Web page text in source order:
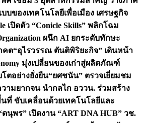
ของเทคโนโลยีเพื่อเมือง เศรษฐกิจ
เปิดตัว “Conicle Skills” พลิกโฉม
ผนึก AI ยกระดับทักษะ
คต“อุไรวรรณ ตันติพิริยะกิจ” เดินหน้า
มุ่งเปลี่ยนของเก่าสู่ผลิตภัณฑ์
โตอย่างยั่งยืน“ยศชนัน” ตรวจเยี่ยมชม
ามยากจน นำกลไก อววน. ร่วมสร้าง
ที่ ขับเคลื่อนด้วยเทคโนโลยีและ
ดนุพร” เปิดงาน “ART DNA HUB” วช.